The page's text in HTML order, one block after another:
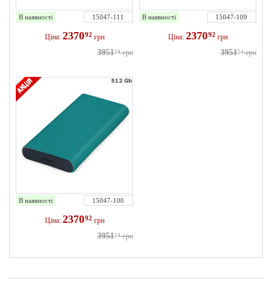
В наявності 15047-111
Ціна: 237092 грн
395154 грн
В наявності 15047-109
Ціна: 237092 грн
395154 грн
В наявності 15047-100
Ціна: 237092 грн
395154 грн